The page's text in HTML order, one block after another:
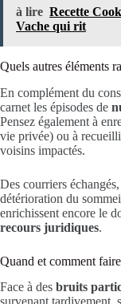
à lire Recette
Vache qui rit
Quels autres éléments
En complément du
carnet les épisodes de
Pensez également à
vie privée) ou à
voisins impactés.
Des courriers
détérioration du
enrichissent encore le
recours juridiques.
Quand et comment
Face à des bruits